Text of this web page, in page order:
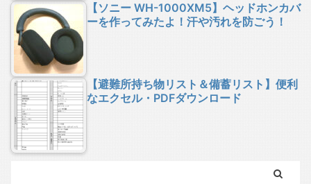
【ソニー WH-1000XM5】ヘッドホンカバ
ーを作ってみたよ！汗や汚れを防ごう！
【避難所持ち物リスト＆備蓄リスト】便利
なエクセル・PDFダウンロード